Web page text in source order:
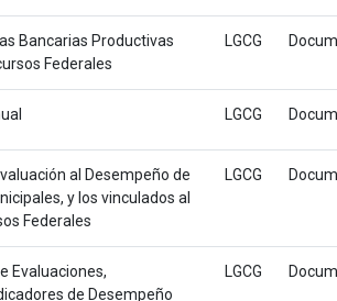
Bancarias Productivas
Federales
LGCG
LGCG
al Desempeño de
y los vinculados al
Federales
LGCG
Evaluaciones,
de Desempeño
LGCG